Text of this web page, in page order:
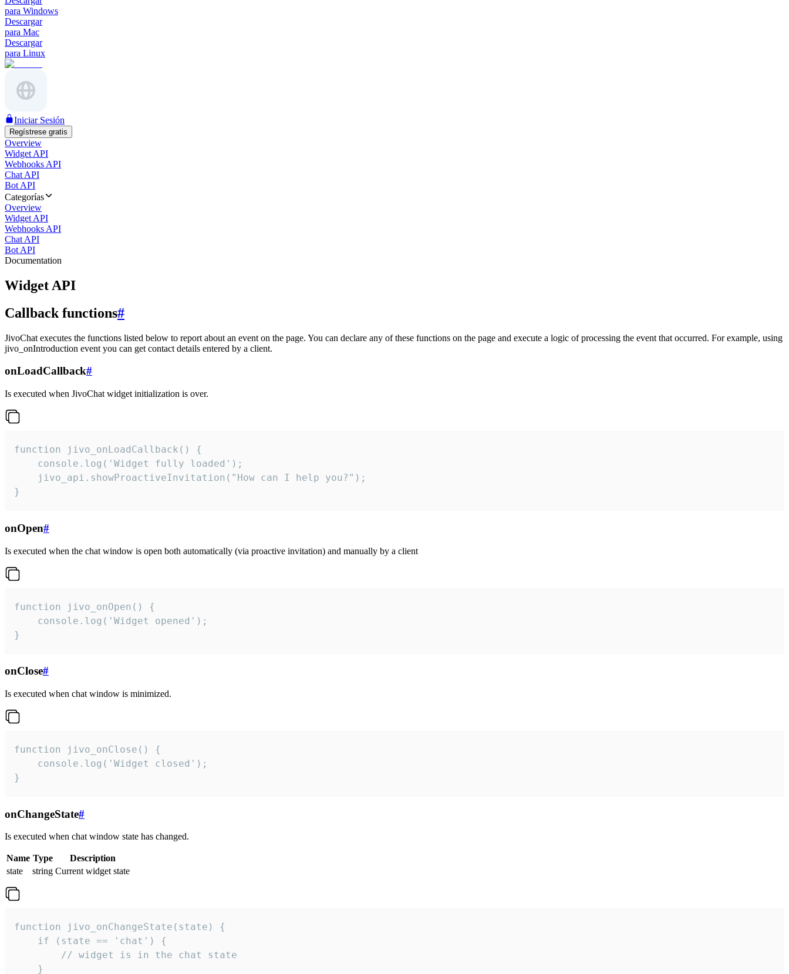
para Windows
Descargar
para Mac
Descargar
para Linux
Iniciar Sesión
Regístrese gratis
Overview
Widget API
Webhooks API
Chat API
Bot API
Categorías
Overview
Widget API
Webhooks API
Chat API
Bot API
Documentation
Widget API
Callback functions#
JivoChat executes the functions listed below to report about an event on the page. You can declare any of these functions on the page and execute a logic of processing the event that occurred. For example, using
jivo_onIntroduction event you can get contact details entered by a client.
onLoadCallback#
Is executed when JivoChat widget initialization is over.
function jivo_onLoadCallback() {
    console.log('Widget fully loaded');
    jivo_api.showProactiveInvitation("How can I help you?");
}
onOpen#
Is executed when the chat window is open both automatically (via proactive invitation) and manually by a client
function jivo_onOpen() {
    console.log('Widget opened');
}
onClose#
Is executed when chat window is minimized.
function jivo_onClose() {
    console.log('Widget closed');
}
onChangeState#
Is executed when chat window state has changed.
Name Type
Description
state
string Current widget state
function jivo_onChangeState(state) {
    if (state == 'chat') {
        // widget is in the chat state
    }